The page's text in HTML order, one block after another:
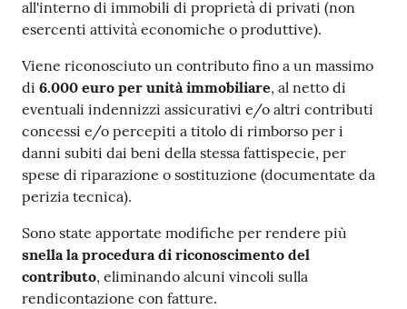
all'interno di immobili di proprietà di privati (non
esercenti attività economiche o produttive).
Viene riconosciuto un contributo fino a un massimo
di 6.000 euro per unità immobiliare, al netto di
eventuali indennizzi assicurativi e/o altri contributi
concessi e/o percepiti a titolo di rimborso per i
danni subiti dai beni della stessa fattispecie, per
spese di riparazione o sostituzione (documentate da
perizia tecnica).
Sono state apportate modifiche per rendere più
snella la procedura di riconoscimento del
contributo, eliminando alcuni vincoli sulla
rendicontazione con fatture.